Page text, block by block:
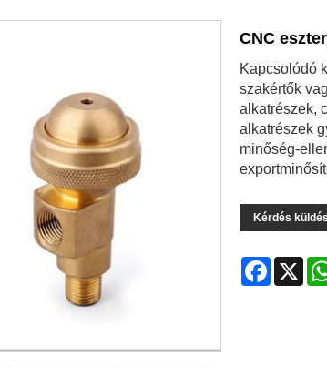
CNC
Kapcsolódó
szakértők
alkatrészek,
alkatrészek
minőség-
Kérdés
X